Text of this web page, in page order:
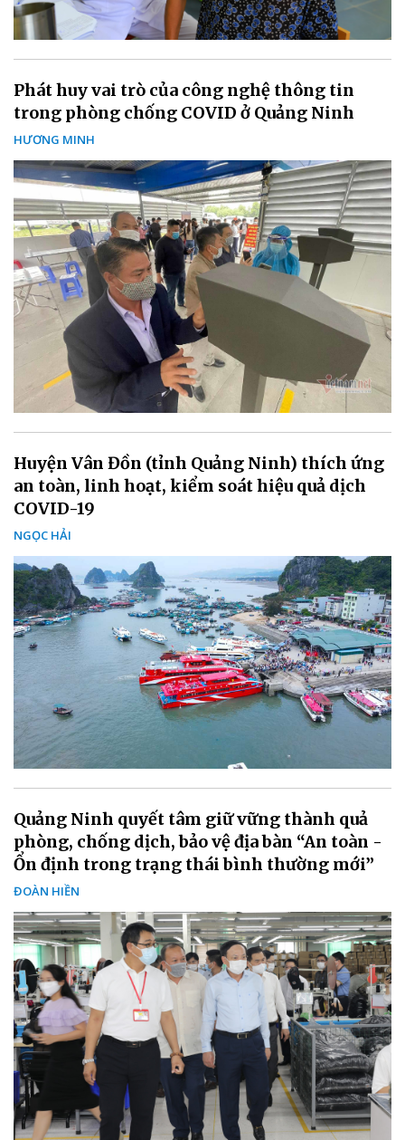
Phát huy vai trò của công nghệ thông tin
trong phòng chống COVID ở Quảng Ninh
HƯƠNG MINH
Huyện Vân Đồn (tỉnh Quảng Ninh) thích ứng
an toàn, linh hoạt, kiểm soát hiệu quả dịch
COVID-19
NGỌC HẢI
Quảng Ninh quyết tâm giữ vững thành quả
phòng, chống dịch, bảo vệ địa bàn “An toàn -
Ổn định trong trạng thái bình thường mới”
ĐOÀN HIỀN